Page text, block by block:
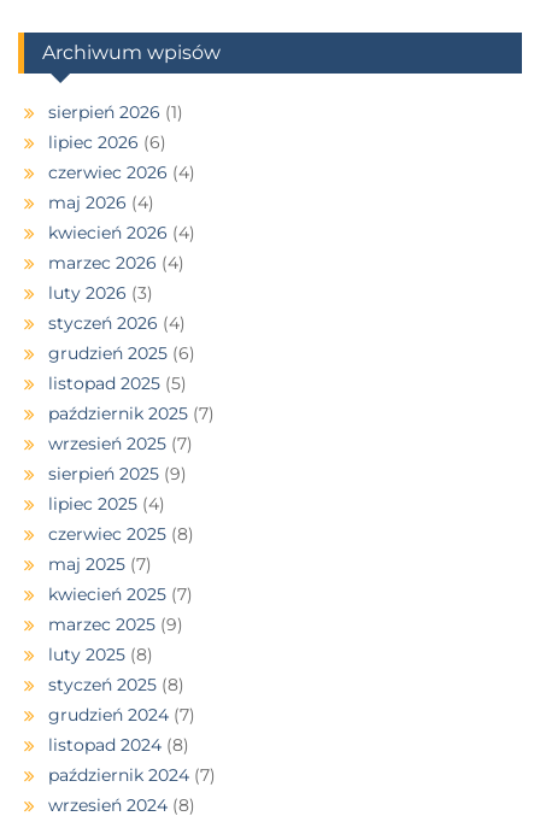
Archiwum wpisów
sierpień 2026 (1)
lipiec 2026 (6)
czerwiec 2026 (4)
maj 2026 (4)
kwiecień 2026 (4)
marzec 2026 (4)
luty 2026 (3)
styczeń 2026 (4)
grudzień 2025 (6)
listopad 2025 (5)
październik 2025 (7)
wrzesień 2025 (7)
sierpień 2025 (9)
lipiec 2025 (4)
czerwiec 2025 (8)
maj 2025 (7)
kwiecień 2025 (7)
marzec 2025 (9)
luty 2025 (8)
styczeń 2025 (8)
grudzień 2024 (7)
listopad 2024 (8)
październik 2024 (7)
wrzesień 2024 (8)